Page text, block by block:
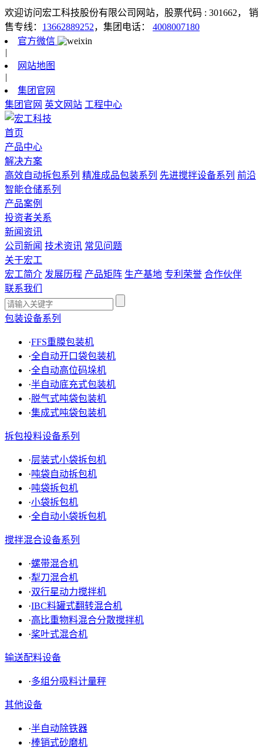
欢迎访问宏工科技股份有限公司网站，股票代码 : 301662，
销
售专线： 13662889252，集团电话： 4008007180
官方微信
|
网站地图
|
集团官网
集团官网 英文网站 工程中心
首页
产品中心
解决方案
高效自动拆包系列 精准成品包装系列 先进搅拌设备系列 前沿
智能仓储系列
产品案例
投资者关系
新闻资讯
公司新闻 技术资讯 常见问题
关于宏工
宏工简介 发展历程 产品矩阵 生产基地 专利荣誉 合作伙伴
联系我们
包装设备系列
·FFS重膜包装机
·全自动开口袋包装机
·全自动高位码垛机
·半自动底充式包装机
·脱气式吨袋包装机
·集成式吨袋包装机
拆包投料设备系列
·层装式小袋拆包机
·吨袋自动拆包机
·吨袋拆包机
·小袋拆包机
·全自动小袋拆包机
搅拌混合设备系列
·螺带混合机
·犁刀混合机
·双行星动力搅拌机
·IBC料罐式翻转混合机
·高比重物料混合分散搅拌机
·桨叶式混合机
输送配料设备
·多组分吸料计量秤
其他设备
·半自动除铁器
·棒销式砂磨机